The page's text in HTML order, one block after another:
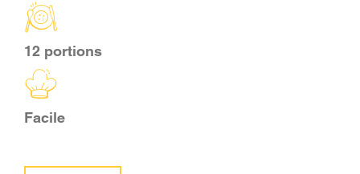
12 portions
Facile